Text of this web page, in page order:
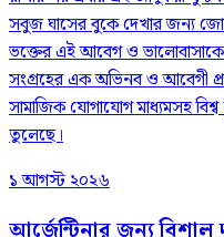
সবুজ ঘাসের বুকে দেখার জন্য
ভক্তের এই আবেগ ও ভালোবাসাকে
সংগ্রহের এক অভিনব ও আবেগী
সামাজিক যোগাযোগ মাধ্যমসহ
তুলেছে।
১ আগস্ট ২০২৬